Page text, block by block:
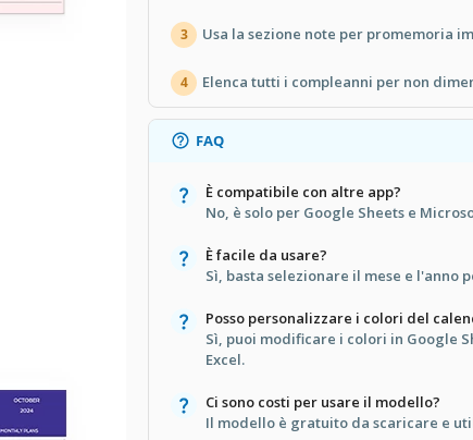
e compiti non
3 Usa la sezione note per promemoria
4 Elenca tutti i compleanni per non
FAQ
È compatibile con altre app?
No, è solo per Google Sheets e
È facile da usare?
Sì, basta selezionare il mese e l'anno
Posso personalizzare i colori del
Sì, puoi modificare i colori in Google
Excel.
Ci sono costi per usare il modello?
Il modello è gratuito da scaricare e